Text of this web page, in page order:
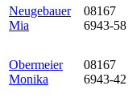
Neugebauer
Mia
08167
6943-58
Obermeier
Monika
08167
6943-42